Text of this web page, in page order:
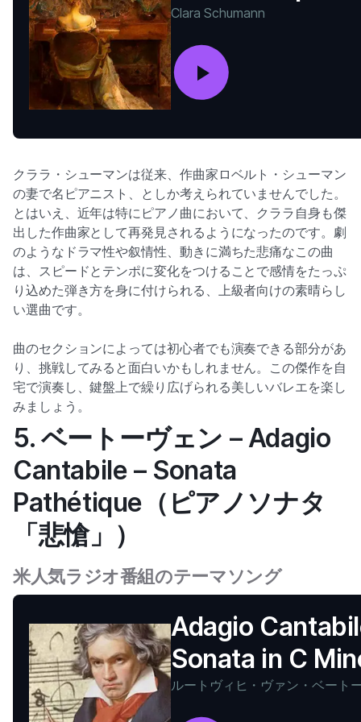
Clara Schumann
クララ・シューマンは従来、作曲家ロベルト・シューマン
の妻で名ピアニスト、としか考えられていませんでした。
とはいえ、近年は特にピアノ曲において、クララ自身も傑
出した作曲家として再発見されるようになったのです。劇
のようなドラマ性や叙情性、動きに満ちた悲痛なこの曲
は、スピードとテンポに変化をつけることで感情をたっぷ
り込めた弾き方を身に付けられる、上級者向けの素晴らし
い選曲です。
曲のセクションによっては初心者でも演奏できる部分があ
り、挑戦してみると面白いかもしれません。この傑作を自
宅で演奏し、鍵盤上で繰り広げられる美しいバレエを楽し
みましょう。
5. ベートーヴェン – Adagio
Cantabile – Sonata
Pathétique（ピアノソナタ
「悲愴」）
米人気ラジオ番組のテーマソング
Adagio
Sonata in C
'Pathétique',
ルートヴィヒ・ヴァン・ベート